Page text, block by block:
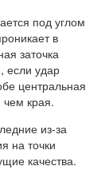
под углом
в
заточка
если удар
центральная
чем края.
из-за
на точки
качества.